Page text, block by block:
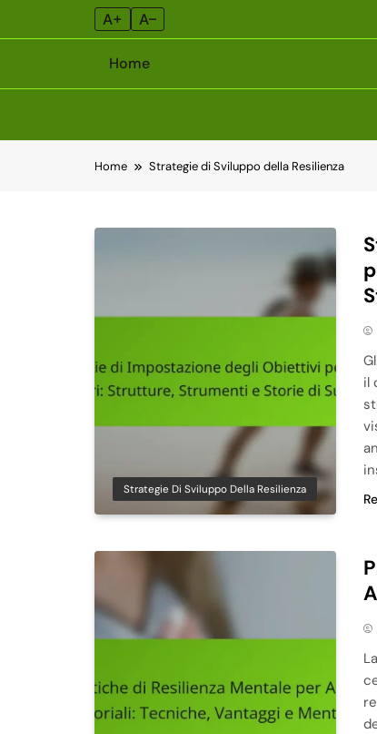
A+ A–
Home
Home Strategie di Sviluppo della Resilienza
Strategie Di Sviluppo Della Resilienza
il